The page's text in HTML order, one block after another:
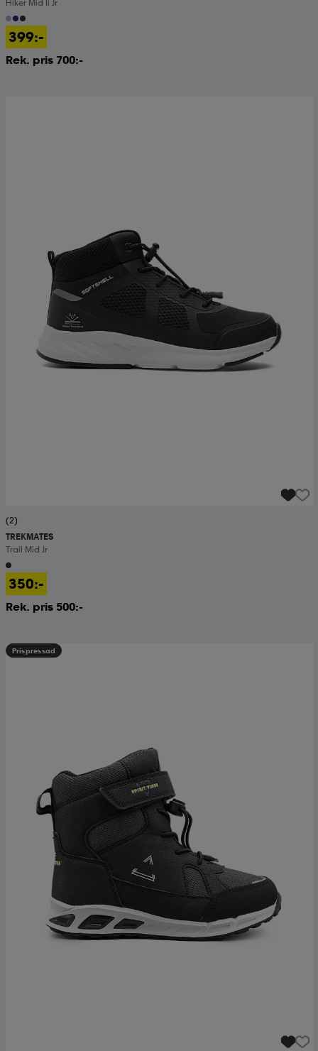
Hiker Mid Ii Jr
399:-
Rek. pris 700:-
(2)
TREKMATES
Trail Mid Jr
350:-
Rek. pris 500:-
Prispressad